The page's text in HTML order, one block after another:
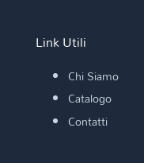
Link Utili
Chi Siamo
Catalogo
Contatti